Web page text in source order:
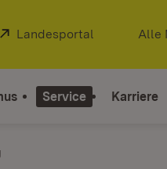
Extern:
Landesportal (Öffnet in
Alle
Service Karriere